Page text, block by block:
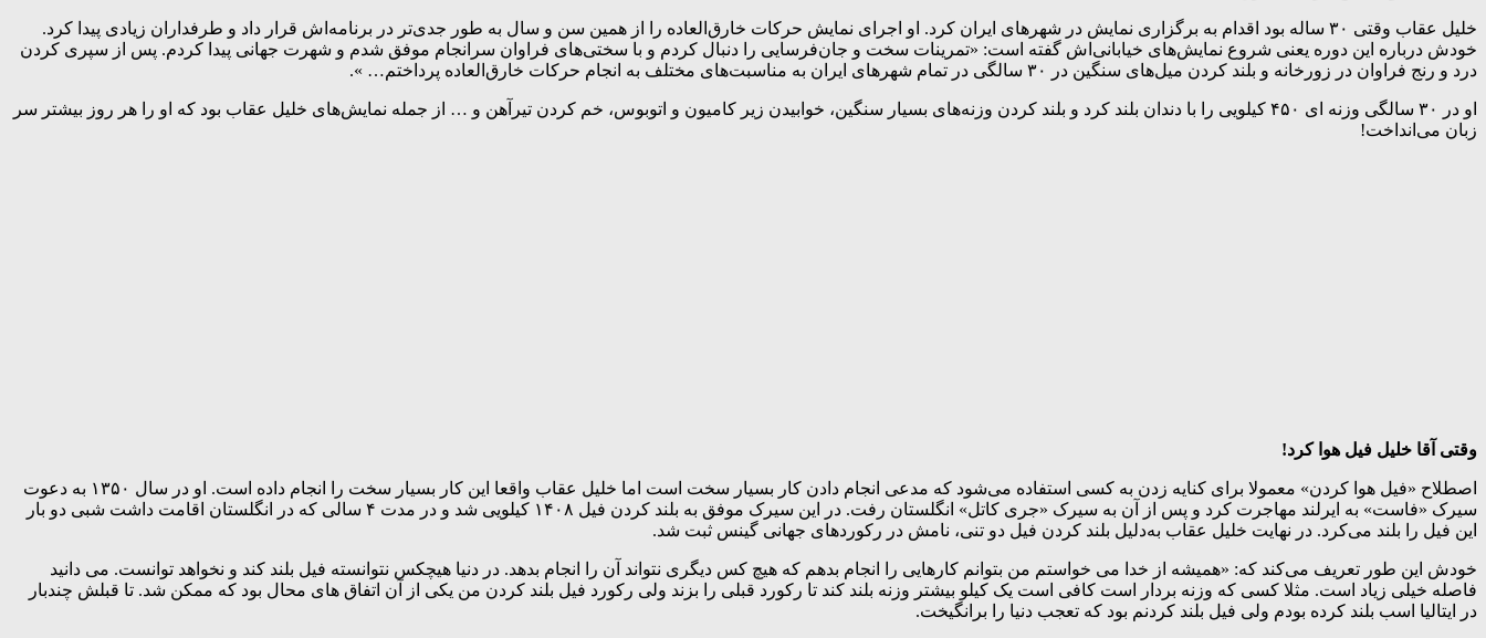
خلیل عقاب وقتی ۳۰ ساله بود اقدام به برگزاری نمایش در شهرهای ایران کرد. او اجرای نمایش حرکات خارق‌العاده را از همین سن و سال به طور جدی‌تر در برنامه‌اش قرار داد و طرفداران زیادی پیدا کرد.
خودش درباره این دوره یعنی شروع نمایش‌های خیابانی‌اش گفته است: «تمرینات سخت و جان‌فرسایی را دنبال کردم و با سختی‌های فراوان سرانجام موفق شدم و شهرت جهانی پیدا کردم. پس از سپری کردن
درد و رنج فراوان در زورخانه و بلند کردن میل‌های سنگین در ۳۰ سالگی در تمام شهرهای ایران به مناسبت‌های مختلف به انجام حرکات خارق‌العاده پرداختم… ».
او در ۳۰ سالگی وزنه ای ۴۵۰ کیلویی را با دندان بلند کرد و بلند کردن وزنه‌های بسیار سنگین، خوابیدن زیر کامیون و اتوبوس، خم کردن تیرآهن و … از جمله نمایش‌های خلیل عقاب بود که او را هر روز بیشتر سر
زبان‌ می‌انداخت!
وقتی آقا خلیل فیل هوا کرد!
اصطلاح «فیل هوا کردن» معمولا برای کنایه زدن به کسی استفاده می‌شود که مدعی انجام دادن کار بسیار سخت است اما خلیل عقاب واقعا این کار بسیار سخت را انجام داده است. او در سال ۱۳۵۰ به دعوت
سیرک «فاست» به ایرلند مهاجرت کرد و پس از آن به سیرک «جری کاتل» انگلستان رفت. در این سیرک موفق به بلند کردن فیل ۱۴۰۸ کیلویی شد و در مدت ۴ سالی که در انگلستان اقامت داشت شبی دو بار
این فیل را بلند می‌کرد. در نهایت خلیل عقاب به‌دلیل بلند کردن فیل دو تنی، نامش در رکوردهای جهانی گینس ثبت شد.
خودش این طور تعریف می‌کند که: «همیشه از خدا می خواستم من بتوانم کارهایی را انجام بدهم که هیچ کس دیگری نتواند آن را انجام بدهد. در دنیا هیچکس نتوانسته فیل بلند کند و نخواهد توانست. می دانید
فاصله خیلی زیاد است. مثلا کسی که وزنه بردار است کافی است یک کیلو بیشتر وزنه بلند کند تا رکورد قبلی را بزند ولی رکورد فیل بلند کردن من یکی از آن اتفاق های محال بود که ممکن شد. تا قبلش چندبار
در ایتالیا اسب بلند کرده بودم ولی فیل بلند کردنم بود که تعجب دنیا را برانگیخت.